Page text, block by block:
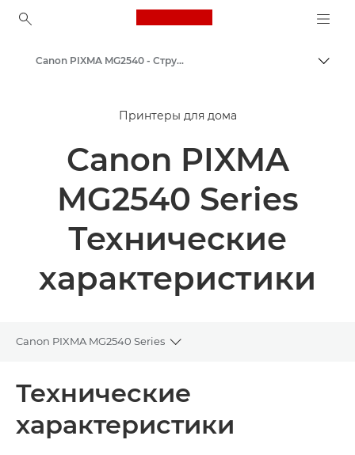
Canon Logo, back to
Принтеры Canon
Canon PIXMA MG2540 - Струйные фотопринтеры
Принтеры для дома
Canon PIXMA
MG2540 Series
Технические
характеристики
Canon PIXMA MG2540 Series
Toggle breadcrumbs
Технические характеристики
Технические
характеристики